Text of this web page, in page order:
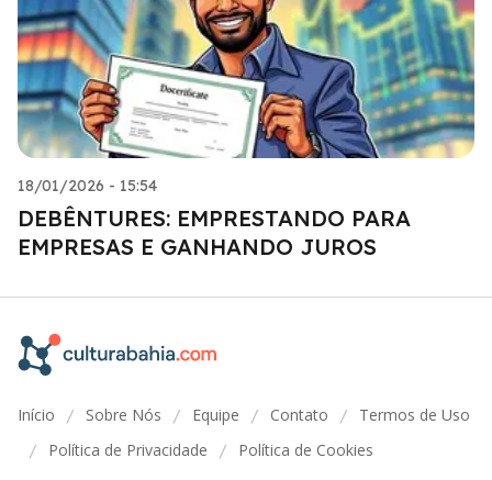
18/01/2026 - 15:54
DEBÊNTURES: EMPRESTANDO PARA
EMPRESAS E GANHANDO JUROS
Início / Sobre Nós / Equipe / Contato / Termos de Uso
/ Política de Privacidade / Política de Cookies